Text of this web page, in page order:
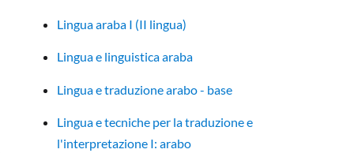
Lingua araba I (II lingua)
Lingua e linguistica araba
Lingua e traduzione arabo - base
Lingua e tecniche per la traduzione e
l'interpretazione I: arabo